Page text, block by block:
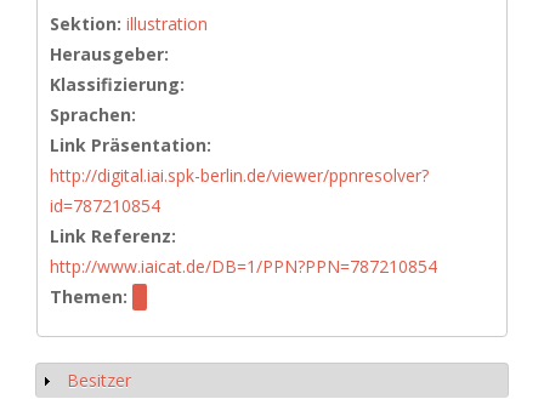
Sektion: illustration
Herausgeber:
Klassifizierung:
Sprachen:
Link Präsentation:
http://digital.iai.spk-berlin.de/viewer/ppnresolver?
id=787210854
Link Referenz:
http://www.iaicat.de/DB=1/PPN?PPN=787210854
Themen:
Anzeigen
Besitzer